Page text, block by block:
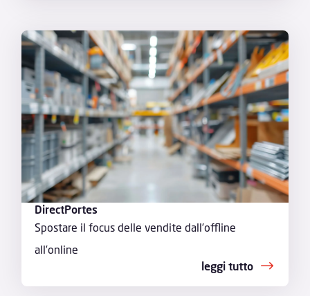
DirectPortes
Spostare il focus delle vendite dall’offline
all’online
leggi tutto